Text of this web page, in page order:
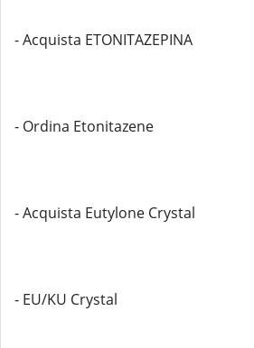
- Acquista ETONITAZEPINA
- Ordina Etonitazene
- Acquista Eutylone Crystal
- EU/KU Crystal